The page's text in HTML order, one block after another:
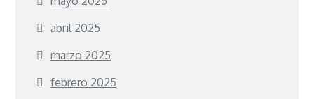
abril 2025
marzo 2025
febrero 2025